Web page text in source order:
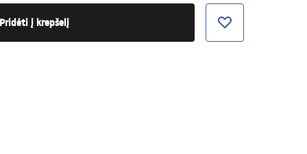
Pridėti į krepšelį